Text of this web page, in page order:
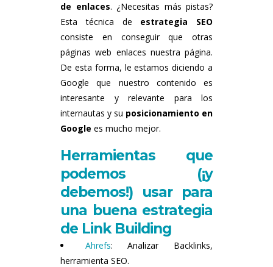
de enlaces. ¿Necesitas más pistas?
Esta técnica de estrategia SEO
consiste en conseguir que otras
páginas web enlaces nuestra página.
De esta forma, le estamos diciendo a
Google que nuestro contenido es
interesante y relevante para los
internautas y su posicionamiento en
Google es mucho mejor.
Herramientas que
podemos (¡y
debemos!) usar para
una buena estrategia
de Link Building
Ahrefs: Analizar Backlinks,
herramienta SEO.